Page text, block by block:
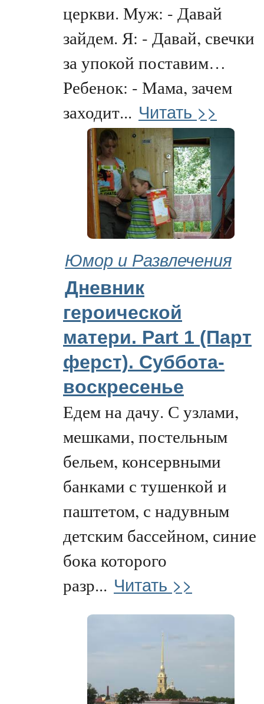
церкви. Муж: - Давай
зайдем. Я: - Давай, свечки
за упокой поставим…
Ребенок: - Мама, зачем
заходит... Читать >>
Юмор и Развлечения
Дневник
героической
матери. Part 1 (Парт
ферст). Суббота-
воскресенье
Едем на дачу. С узлами,
мешками, постельным
бельем, консервными
банками с тушенкой и
паштетом, с надувным
детским бассейном, синие
бока которого
разр... Читать >>